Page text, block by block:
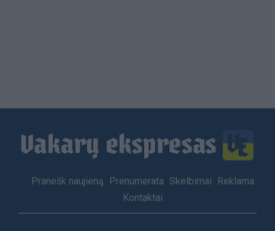
Footer
Pranešk naujieną Prenumerata Skelbimai
Reklama
Kontaktai